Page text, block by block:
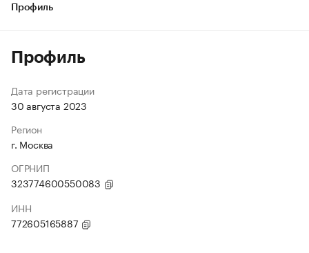
Профиль
Профиль
Дата регистрации
30 августа 2023
Регион
г. Москва
ОГРНИП
323774600550083
ИНН
772605165887